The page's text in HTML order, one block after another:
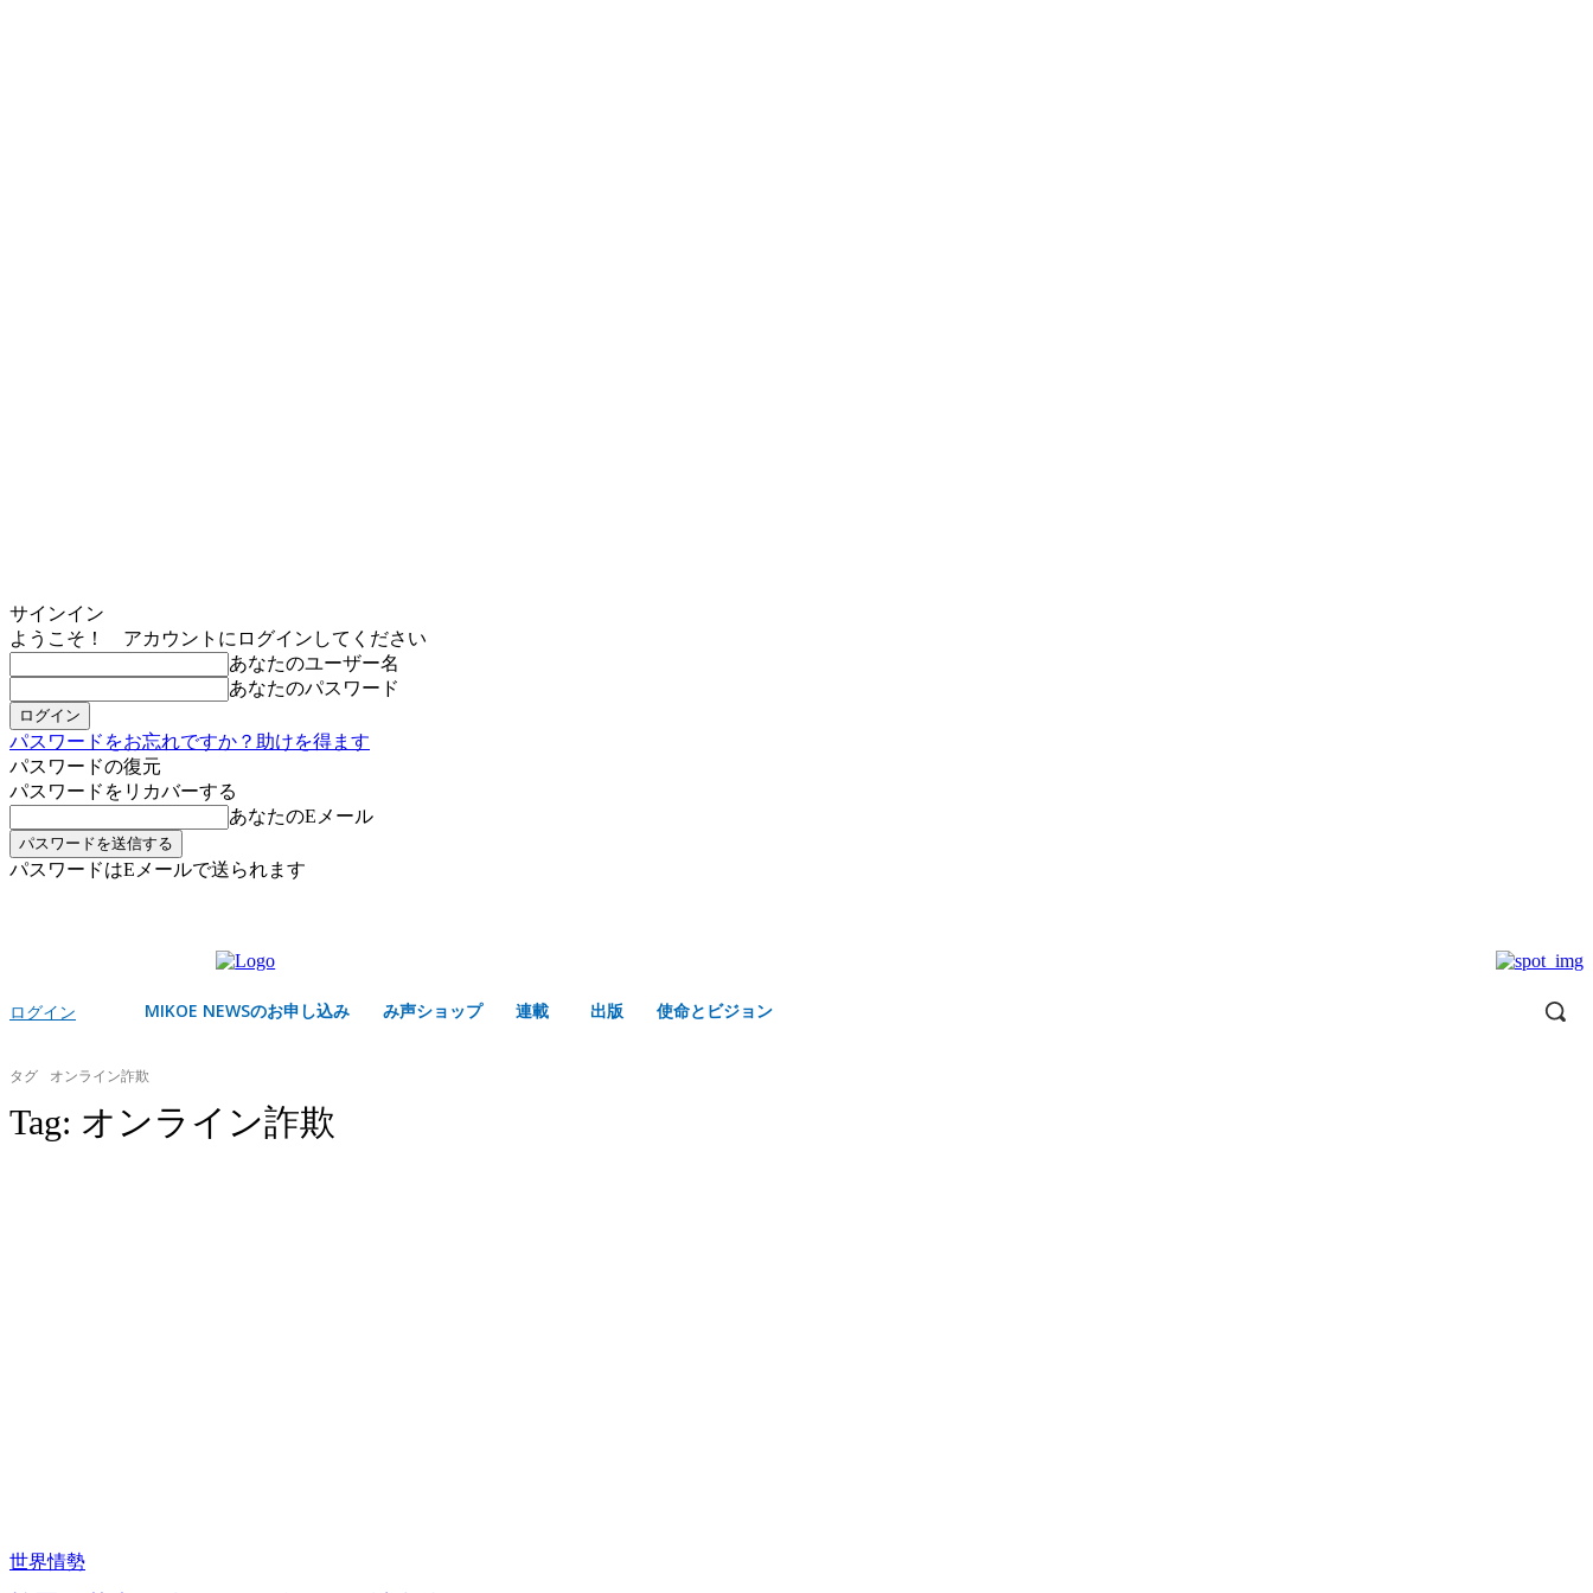
サインイン
ようこそ！ アカウントにログインしてください
あなたのユーザー名
あなたのパスワード
パスワードをお忘れですか？助けを得ます
パスワードの復元
パスワードをリカバーする
あなたのEメール
パスワードはEメールで送られます
ログイン MIKOE NEWSのお申し込み み声ショップ 連載 出版 使命とビジョン
タグ オンライン詐欺
Tag: オンライン詐欺
世界情勢